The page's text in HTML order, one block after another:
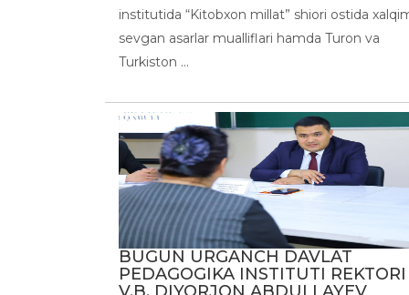
institutida “Kitobxon millat” shiori ostida
sevgan asarlar mualliflari hamda Turon va
Turkiston ...
BUGUN URGANCH DAVLAT
PEDAGOGIKA INSTITUTI REKTORI